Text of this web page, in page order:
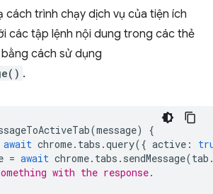
cách trình chạy dịch vụ của tiện ích
các tập lệnh nội dung trong các thẻ
cách sử dụng
.
(message)
{
await chrome. tabs .query({ active :
= await chrome. tabs . sendMessage(tab
with the response.